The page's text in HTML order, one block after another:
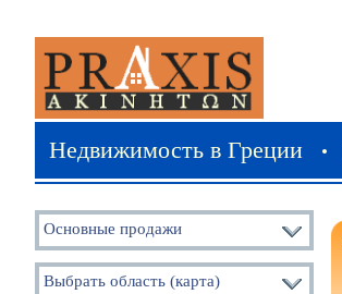
Недвижимость в Греции•
Основные продажи
Выбрать область (карта)